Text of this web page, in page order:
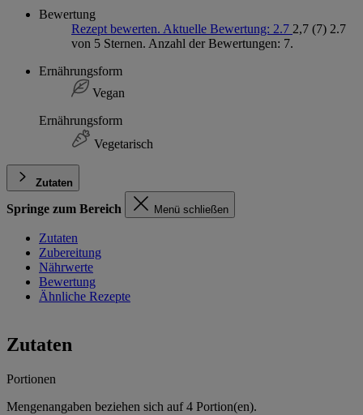
Bewertung
Rezept bewerten. Aktuelle Bewertung: 2.7 2,7 (7) 2.7
von 5 Sternen. Anzahl der Bewertungen: 7.
Ernährungsform
Vegan
Ernährungsform
Vegetarisch
Zutaten
Springe zum Bereich Menü schließen
Zutaten
Zubereitung
Nährwerte
Bewertung
Ähnliche Rezepte
Zutaten
Portionen
Mengenangaben beziehen sich auf4 Portion(en).